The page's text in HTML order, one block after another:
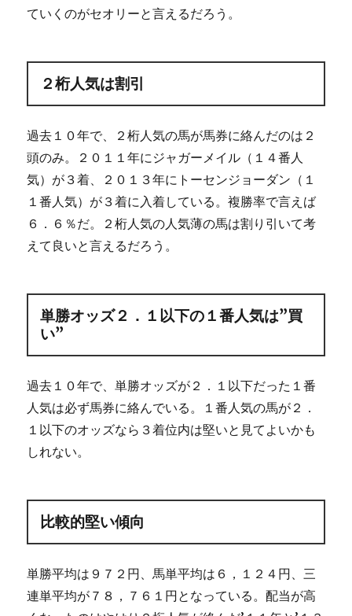
ていくのがセオリーと言えるだろう。
２桁人気は割引
過去１０年で、２桁人気の馬が馬券に絡んだのは２
頭のみ。２０１１年にジャガーメイル（１４番人
気）が３着、２０１３年にトーセンジョーダン（１
１番人気）が３着に入着している。複勝率で言えば
６．６％だ。２桁人気の人気薄の馬は割り引いて考
えて良いと言えるだろう。
単勝オッズ２．１以下の１番人気は”買
い”
過去１０年で、単勝オッズが２．１以下だった１番
人気は必ず馬券に絡んでいる。１番人気の馬が２．
１以下のオッズなら３着位内は堅いと見てよいかも
しれない。
比較的堅い傾向
単勝平均は９７２円、馬単平均は６，１２４円、三
連単平均が７８，７６１円となっている。配当が高